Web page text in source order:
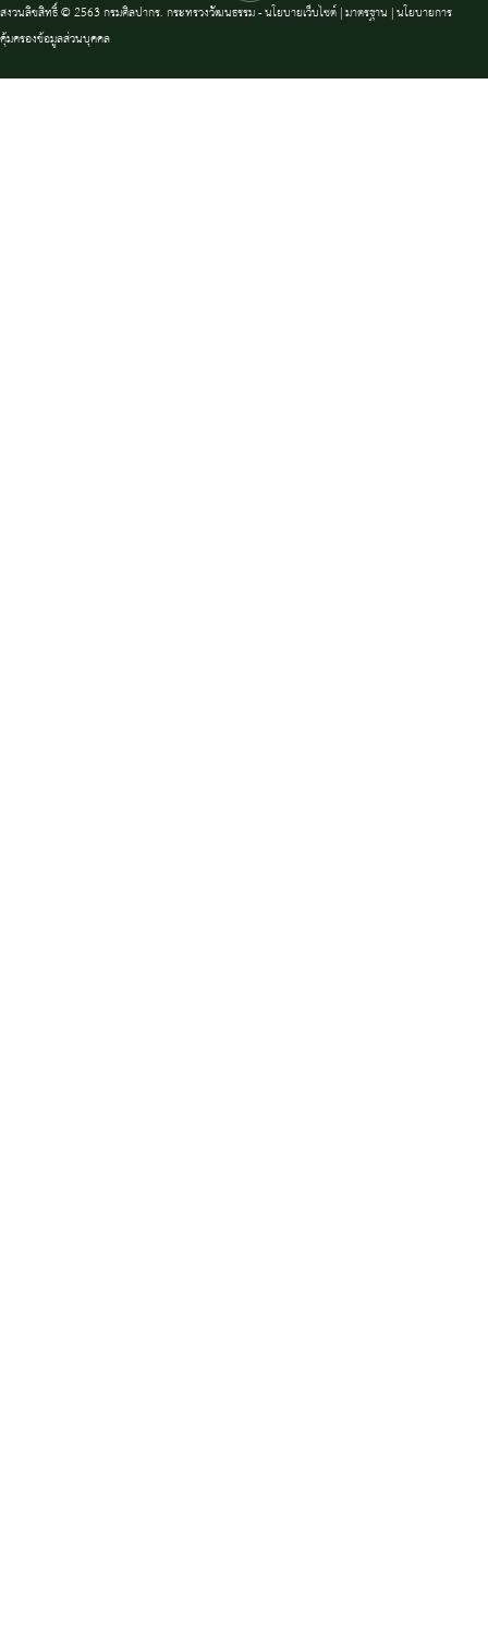
สงวนลิขสิทธิ์ © 2563 กรมศิลปากร. กระทรวงวัฒนธรรม -นโยบายเว็บไซต์|มาตรฐาน |นโยบายการ
คุ้มครองข้อมูลส่วนบุคคล